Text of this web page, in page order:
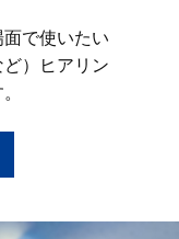
で使いたい
）ヒアリン